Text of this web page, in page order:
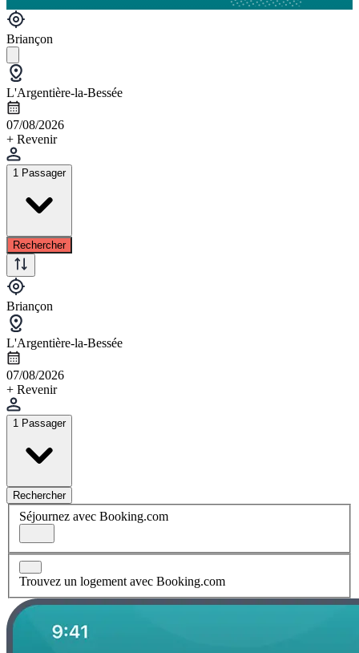
Briançon
L'Argentière-la-Bessée
07/08/2026
+ Revenir
1 Passager
Rechercher
Briançon
L'Argentière-la-Bessée
07/08/2026
+ Revenir
1 Passager
Rechercher
Séjournez avec Booking.com
Trouvez un logement avec Booking.com